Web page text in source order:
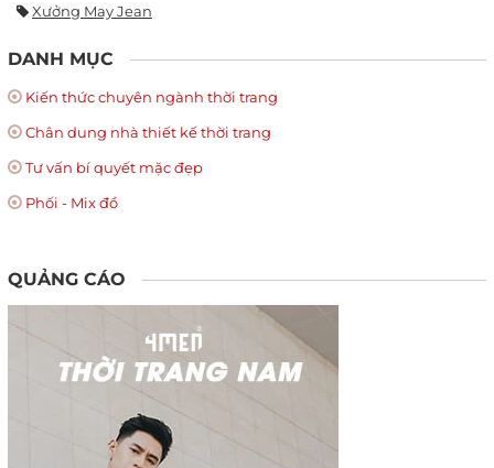
Xưởng May Jean
DANH MỤC
Kiến thức chuyên ngành thời trang
Chân dung nhà thiết kế thời trang
Tư vấn bí quyết mặc đẹp
Phối - Mix đồ
QUẢNG CÁO